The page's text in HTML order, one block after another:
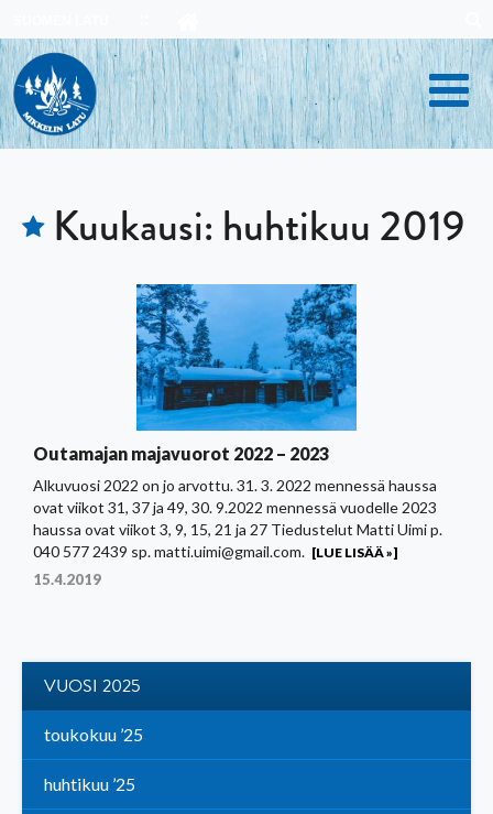
to
content
Kuukausi: huhtikuu 2019
Outamajan majavuorot 2022 – 2023
Alkuvuosi 2022 on jo arvottu. 31. 3. 2022 mennessä haussa
ovat viikot 31, 37 ja 49, 30. 9.2022 mennessä vuodelle 2023
haussa ovat viikot 3, 9, 15, 21 ja 27 Tiedustelut Matti Uimi p.
040 577 2439 sp. matti.uimi@gmail.com. [LUE LISÄÄ »]
15.4.2019
VUOSI 2025
toukokuu ’25
huhtikuu ’25